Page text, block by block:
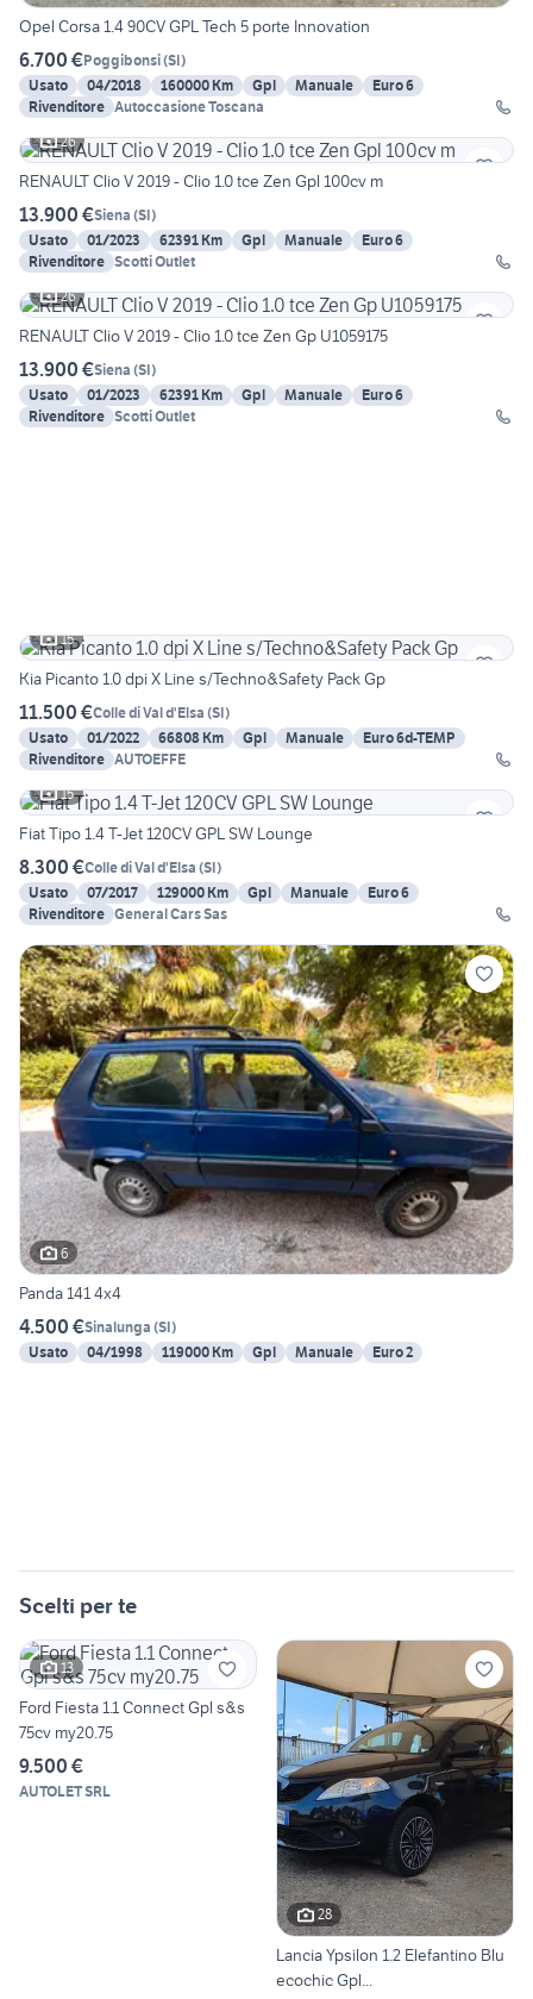
Opel Corsa 1.4 90CV GPL Tech 5 porte Innovation
6.700 €Poggibonsi(SI)
Usato
04/2018 160000 Km Gpl Manuale
Euro 6
Rivenditore Autoccasione Toscana
26
RENAULT Clio V 2019 - Clio 1.0 tce Zen Gpl 100cv m
13.900 €Siena (SI)
Usato
01/2023 62391 Km Gpl Manuale
Euro 6
Rivenditore Scotti Outlet
26
RENAULT Clio V 2019 - Clio 1.0 tce Zen Gp U1059175
13.900 €Siena (SI)
Usato
01/2023 62391 Km Gpl Manuale
Euro 6
Rivenditore Scotti Outlet
15
Kia Picanto 1.0 dpi X Line s/Techno&Safety Pack Gp
11.500 €Colle di Val d'Elsa (SI)
Usato
01/2022 66808 Km Gpl Manuale
Euro 6d-TEMP
Rivenditore AUTOEFFE
15
Fiat Tipo 1.4 T-Jet 120CV GPL SW Lounge
8.300 €Colle di Val d'Elsa (SI)
Usato
07/2017 129000 Km Gpl Manuale
Euro 6
Rivenditore General Cars Sas
6
Panda 141 4x4
4.500 €Sinalunga (SI)
Usato
04/1998 119000 Km Gpl Manuale Euro 2
Scelti per te
13
Ford Fiesta 1.1 Connect Gpl s&s
75cv my20.75
9.500 €
AUTOLET SRL
28
Lancia Ypsilon 1.2 Elefantino Blu
ecochic Gpl...